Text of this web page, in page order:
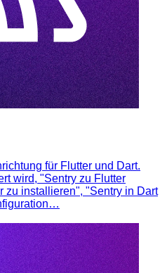
für Flutter und Dart.
wird, "Sentry zu Flutter
zu installieren", "Sentry in Dart